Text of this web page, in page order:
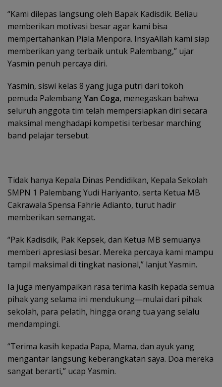
“Kami dilepas langsung oleh Bapak Kadisdik. Beliau
memberikan motivasi besar agar kami bisa
mempertahankan Piala Menpora. InsyaAllah kami siap
memberikan yang terbaik untuk Palembang,” ujar
Yasmin penuh percaya diri.
Yasmin, siswi kelas 8 yang juga putri dari tokoh
pemuda PalembangYan Coga, menegaskan bahwa
seluruh anggota tim telah mempersiapkan diri secara
maksimal menghadapi kompetisi terbesar marching
band pelajar tersebut.
Tidak hanya Kepala Dinas Pendidikan, Kepala Sekolah
SMPN 1 Palembang Yudi Hariyanto, serta Ketua MB
Cakrawala Spensa Fahrie Adianto, turut hadir
memberikan semangat.
“Pak Kadisdik, Pak Kepsek, dan Ketua MB semuanya
memberi apresiasi besar. Mereka percaya kami mampu
tampil maksimal di tingkat nasional,” lanjut Yasmin.
Ia juga menyampaikan rasa terima kasih kepada semua
pihak yang selama ini mendukung—mulai dari pihak
sekolah, para pelatih, hingga orang tua yang selalu
mendampingi.
“Terima kasih kepada Papa, Mama, dan ayuk yang
mengantar langsung keberangkatan saya. Doa mereka
sangat berarti,” ucap Yasmin.